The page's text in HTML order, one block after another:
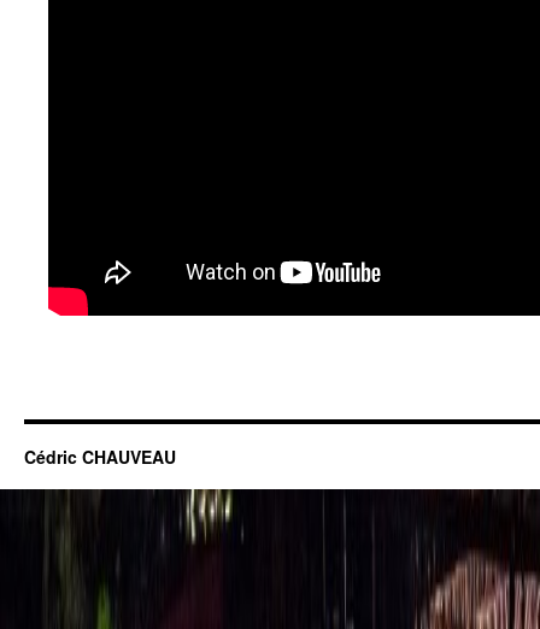
Cédric CHAUVEAU